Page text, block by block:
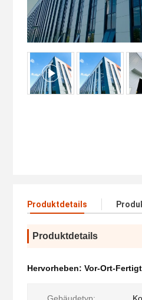
Produktdetails
Produktdetails
Hervorheben: Vor-Ort-